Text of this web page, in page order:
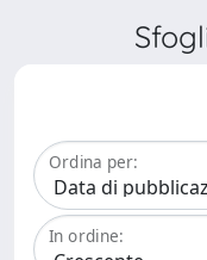
Ordina per:
In ordine: